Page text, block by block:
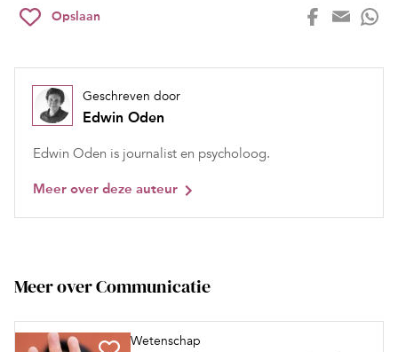
Opslaan
Geschreven door
Edwin Oden
Edwin Oden is journalist en psycholoog.
Meer over deze auteur
Meer over Communicatie
Wetenschap